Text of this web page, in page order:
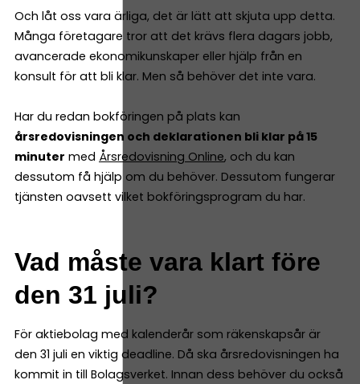
Och låt oss vara ärliga, det är lätt att skjuta upp detta.
Många företagare tror att det krävs flera dagars jobb,
avancerade ekonomikunskaper eller hjälp från en
konsult för att bli klar. Men så behöver det inte vara.
Har du redan bokföringen på plats kan
årsredovisningen och deklarationen bli klar på 15
minuter med Årsredovisning Online, och du kan
dessutom få hjälp om du behöver. Dessutom fungerar
tjänsten oavsett vilket bokföringsprogram du har.
Vad måste vara klart före
den 31 juli?
För aktiebolag med kalenderår som räkenskapsår är
den 31 juli en viktig deadline. Då ska årsredovisningen ha
kommit in till Bolagsverket. Innan dess behöver du också